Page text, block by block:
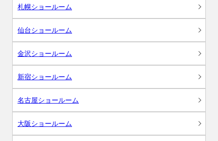
札幌ショールーム
仙台ショールーム
金沢ショールーム
新宿ショールーム
名古屋ショールーム
大阪ショールーム